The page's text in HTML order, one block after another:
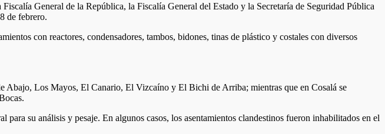
General de la República, la Fiscalía General del Estado y la Secretaría de Seguridad Pública
de febrero.
con reactores, condensadores, tambos, bidones, tinas de plástico y costales con diversos
Abajo, Los Mayos, El Canario, El Vizcaíno y El Bichi de Arriba; mientras que en Cosalá se
su análisis y pesaje. En algunos casos, los asentamientos clandestinos fueron inhabilitados en el